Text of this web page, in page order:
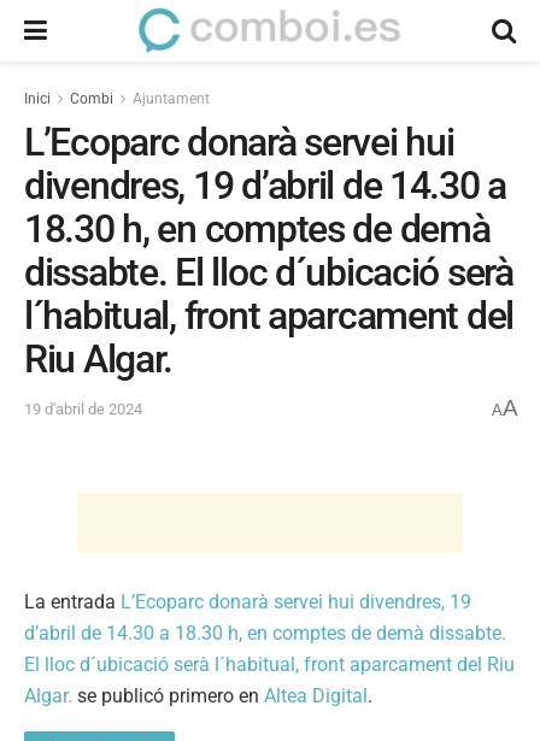
Inici Combi Ajuntament
L’Ecoparc donarà servei hui
divendres, 19 d’abril de 14.30 a
18.30 h, en comptes de demà
dissabte. El lloc d´ubicació serà
l´habitual, front aparcament del
Riu Algar.
19 d'abril de 2024 AA
La entrada L’Ecoparc donarà servei hui divendres, 19
d’abril de 14.30 a 18.30 h, en comptes de demà dissabte.
El lloc d´ubicació serà l´habitual, front aparcament del Riu
Algar. se publicó primero en Altea Digital.